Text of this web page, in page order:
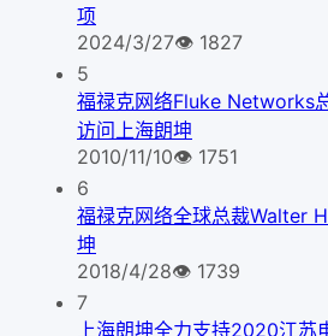
项
2024/3/27👁 1827
5
福禄克网络Fluke Networks
访问上海朗坤
2010/11/10👁 1751
6
福禄克网络全球总裁Walter
坤
2018/4/28👁 1739
7
上海朗坤全力支持2020江苏